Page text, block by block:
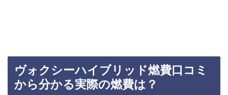
ヴォクシーハイブリッド燃費口コミ
から分かる実際の燃費は？